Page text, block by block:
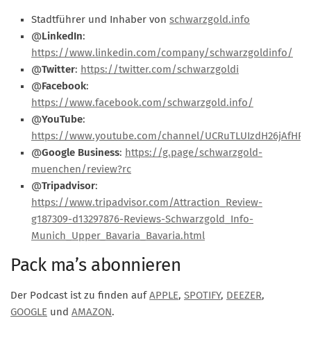
Stadtführer und Inhaber von schwarzgold.info
@LinkedIn:
https://www.linkedin.com/company/schwarzgoldinfo/
@Twitter: https://twitter.com/schwarzgoldi
@Facebook:
https://www.facebook.com/schwarzgold.info/
@YouTube:
https://www.youtube.com/channel/
@Google Business: https://g.page/schwarzgold-
muenchen/review?rc
@Tripadvisor:
https://www.tripadvisor.com/Attraction_Review-
g187309-d13297876-Reviews-Schwarzgold_Info-
Munich_Upper_Bavaria_Bavaria.html
Pack ma’s abonnieren
Der Podcast ist zu finden auf APPLE, SPOTIFY, DEEZER,
GOOGLE und AMAZON.